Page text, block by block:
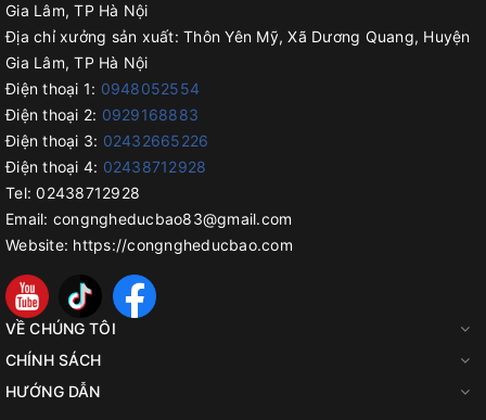
Gia Lâm, TP Hà Nội
Địa chỉ xưởng sản xuất: Thôn Yên Mỹ, Xã Dương Quang, Huyện
Gia Lâm, TP Hà Nội
Điện thoại 1: 0948052554
Điện thoại 2: 0929168883
Điện thoại 3: 02432665226
Điện thoại 4: 02438712928
Tel: 02438712928
Email: congngheducbao83@gmail.com
Website: https://congngheducbao.com
VỀ CHÚNG TÔI
CHÍNH SÁCH
HƯỚNG DẪN